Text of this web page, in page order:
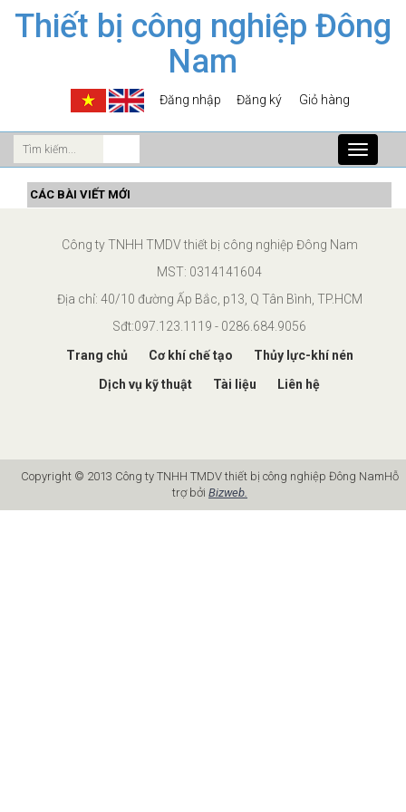
Thiết bị công nghiệp Đông
Nam
Đăng nhập Đăng ký Giỏ hàng
Toggle
CÁC BÀI VIẾT MỚI
Công ty TNHH TMDV thiết bị công nghiệp Đông Nam
MST: 0314141604
Địa chỉ: 40/10 đường Ấp Bắc, p13, Q Tân Bình, TP.HCM
Sđt:097.123.1119 - 0286.684.9056
Trang chủ
Cơ khí chế tạo
Thủy lực-khí nén
Dịch vụ kỹ thuật
Tài liệu Liên hệ
Copyright © 2013 Công ty TNHH TMDV thiết bị công nghiệp Đông NamHỗ
trợ bởi Bizweb.